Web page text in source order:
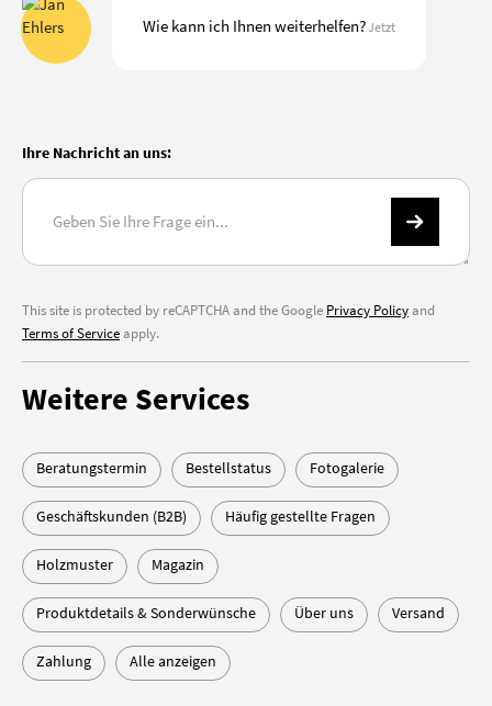
Wie kann ich Ihnen weiterhelfen?Jetzt
Ihre Nachricht an uns:
This site is protected by reCAPTCHA and the Google Privacy Policyand
Terms of Serviceapply.
Weitere Services
Beratungstermin Bestellstatus Fotogalerie
Geschäftskunden (B2B) Häufig gestellte Fragen
Holzmuster Magazin
Produktdetails & Sonderwünsche Über uns Versand
Zahlung Alle anzeigen